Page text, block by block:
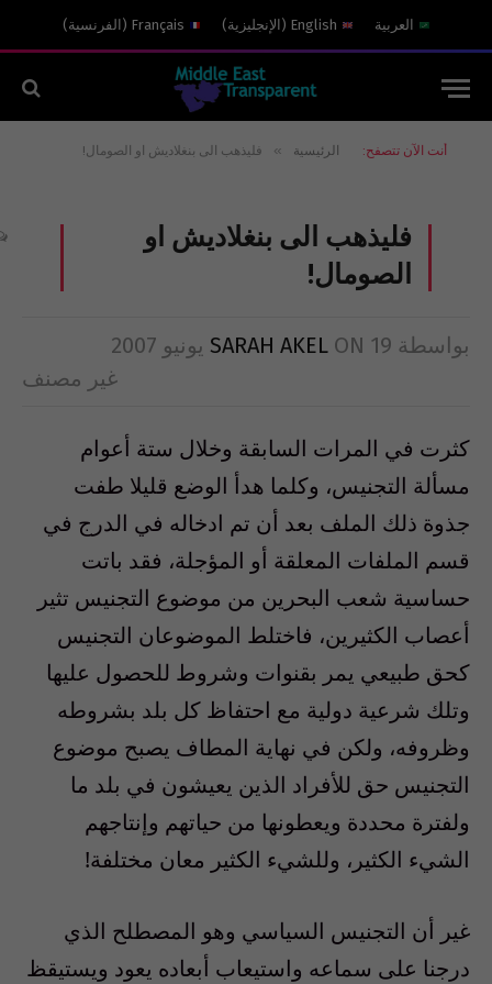
العربية English
( الإنجليزية)
Français
( الفرنسية)
أنت الآن تتصفح: الرئيسية » فليذهب الى بنغلاديش او الصومال!
فليذهب الى بنغلاديش او
الصومال!
بواسطة SARAH AKEL ON 19 يونيو 2007
غير مصنف
كثرت في‮ ‬المرات السابقة وخلال ستة أعوام
مسألة التجنيس،‮ ‬وكلما هدأ الوضع قليلا طفت
جذوة ذلك الملف بعد أن تم ادخاله في‮ ‬الدرج في‮
‬قسم الملفات المعلقة أو المؤجلة،‮ ‬فقد باتت
حساسية شعب البحرين من موضوع التجنيس تثير
أعصاب الكثيرين،‮ ‬فاختلط الموضوعان التجنيس
كحق طبيعي‮ ‬يمر بقنوات وشروط للحصول عليها
وتلك شرعية دولية مع احتفاظ كل بلد بشروطه
وظروفه،‮ ‬ولكن في‮ ‬نهاية المطاف‮ ‬يصبح موضوع
التجنيس حق للأفراد الذين‮ ‬يعيشون في‮ ‬بلد ما
ولفترة محددة ويعطونها من حياتهم وإنتاجهم
الشيء الكثير،‮ ‬وللشيء الكثير معان مختلفة‮! ‬
غير أن التجنيس السياسي‮ ‬وهو المصطلح الذي‮
‬درجنا على سماعه واستيعاب أبعاده‮ ‬يعود ويستيقظ